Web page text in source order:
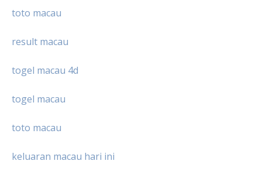
toto macau
result macau
togel macau 4d
togel macau
toto macau
keluaran macau hari ini